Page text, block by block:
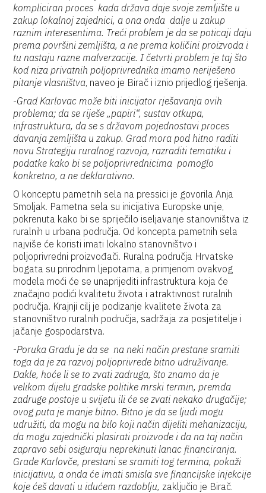
kompliciran proces kada država daje svoje zemljište u
zakup lokalnoj zajednici, a ona onda dalje u zakup
raznim interesentima. Treći problem je da se poticaji daju
prema površini zemljišta, a ne prema količini proizvoda i
tu nastaju razne malverzacije. I četvrti problem je taj što
kod niza privatnih poljoprivrednika imamo neriješeno
pitanje vlasništva, naveo je Birač i iznio prijedlog rješenja.
-Grad Karlovac može biti inicijator rješavanja ovih
problema; da se riješe „papiri“, sustav otkupa,
infrastruktura, da se s državom pojednostavi proces
davanja zemljišta u zakup. Grad mora pod hitno raditi
novu Strategiju ruralnog razvoja, razraditi tematiku i
podatke kako bi se poljoprivrednicima pomoglo
konkretno, a ne deklarativno.
O konceptu pametnih sela na pressici je govorila Anja
Smoljak. Pametna sela su inicijativa Europske unije,
pokrenuta kako bi se spriječilo iseljavanje stanovništva iz
ruralnih u urbana područja. Od koncepta pametnih sela
najviše će koristi imati lokalno stanovništvo i
poljoprivredni proizvođači. Ruralna područja Hrvatske
bogata su prirodnim ljepotama, a primjenom ovakvog
modela moći će se unaprijediti infrastruktura koja će
značajno podići kvalitetu života i atraktivnost ruralnih
područja. Krajnji cilj je podizanje kvalitete života za
stanovništvo ruralnih područja, sadržaja za posjetitelje i
jačanje gospodarstva.
-Poruka Gradu je da se na neki način prestane sramiti
toga da je za razvoj poljoprivrede bitno udruživanje.
Dakle, hoće li se to zvati zadruga, što znamo da je
velikom dijelu gradske politike mrski termin, premda
zadruge postoje u svijetu ili će se zvati nekako drugačije;
ovog puta je manje bitno. Bitno je da se ljudi mogu
udružiti, da mogu na bilo koji način dijeliti mehanizaciju,
da mogu zajednički plasirati proizvode i da na taj način
zapravo sebi osiguraju neprekinuti lanac financiranja.
Grade Karlovče, prestani se sramiti tog termina, pokaži
inicijativu, a onda će imati smisla sve financijske injekcije
koje ćeš davati u idućem razdoblju, zaključio je Birač.